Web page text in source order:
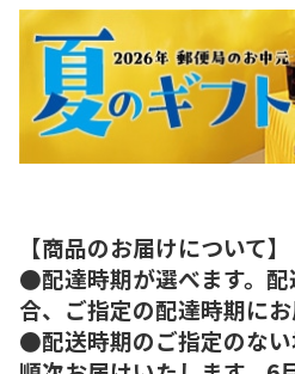
【商品のお届けについて】
●配達時期が選べます。
合、ご指定の配達時期にお
●配送時期のご指定のな